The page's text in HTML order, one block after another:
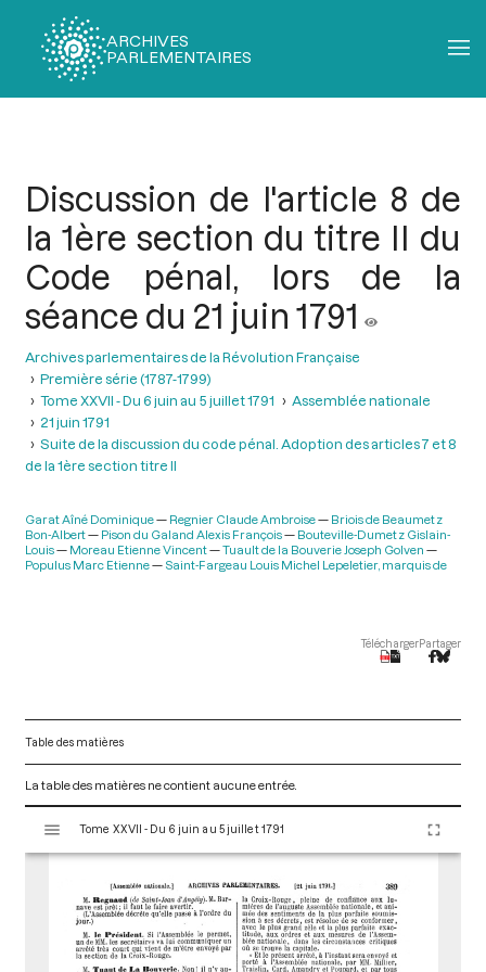
ARCHIVES
PARLEMENTAIRES
Discussion de l'article 8 de
la 1ère section du titre II du
Code pénal, lors de la
séance du 21 juin 1791
Archives parlementaires de la Révolution Française
Première série (1787-1799)
Tome XXVII - Du 6 juin au 5 juillet 1791
Assemblée nationale
21 juin 1791
Suite de la discussion du code pénal. Adoption des articles 7 et 8
de la 1ère section titre II
Garat Aîné Dominique Regnier Claude Ambroise
Briois de Beaumetz
Bon-Albert
Pison du Galand Alexis François
Bouteville-Dumetz Gislain-
Louis
Moreau Etienne Vincent
Tuault de la Bouverie Joseph Golven
Populus Marc Etienne
Saint-Fargeau Louis Michel Lepeletier, marquis de
TéléchargerPartager
Table des matières
La table des matières ne contient aucune entrée.
s
Tome XXVII - Du 6 juin au 5 juillet 1791